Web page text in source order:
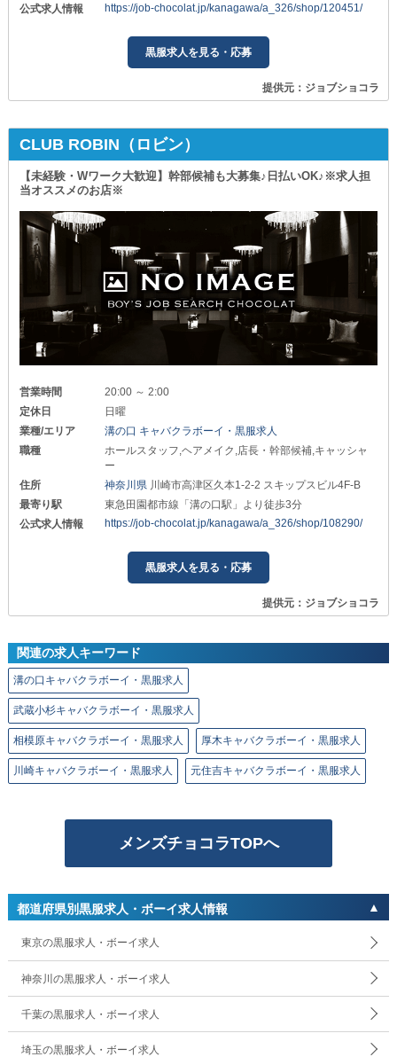
公式求人情報 https://job-chocolat.jp/kanagawa/a_326/shop/120451/
黒服求人を見る・応募
提供元：ジョブショコラ
CLUB ROBIN（ロビン）
【未経験・Wワーク大歓迎】幹部候補も大募集♪日払いOK♪※求人担
当オススメのお店※
営業時間
20:00 ～ 2:00
定休日
日曜
業種/エリア
溝の口 キャバクラボーイ・黒服求人
職種
ホールスタッフ,ヘアメイク,店長・幹部候補,キャッシャ
ー
住所
神奈川県 川崎市高津区久本1-2-2 スキップスビル4F-B
最寄り駅
東急田園都市線「溝の口駅」より徒歩3分
公式求人情報
https://job-chocolat.jp/kanagawa/a_326/shop/108290/
黒服求人を見る・応募
提供元：ジョブショコラ
関連の求人キーワード
溝の口キャバクラボーイ・黒服求人
武蔵小杉キャバクラボーイ・黒服求人
相模原キャバクラボーイ・黒服求人 厚木キャバクラボーイ・黒服求人
川崎キャバクラボーイ・黒服求人 元住吉キャバクラボーイ・黒服求人
メンズチョコラTOPへ
都道府県別黒服求人・ボーイ求人情報
東京の黒服求人・ボーイ求人
神奈川の黒服求人・ボーイ求人
千葉の黒服求人・ボーイ求人
埼玉の黒服求人・ボーイ求人